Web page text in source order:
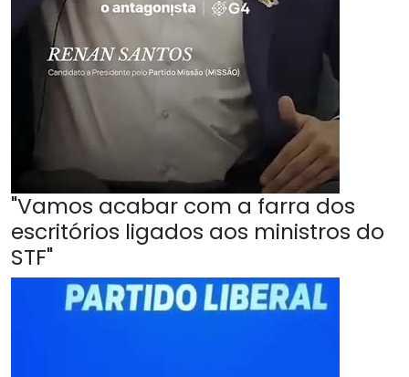
"Vamos acabar com a farra dos
escritórios ligados aos ministros do
STF"